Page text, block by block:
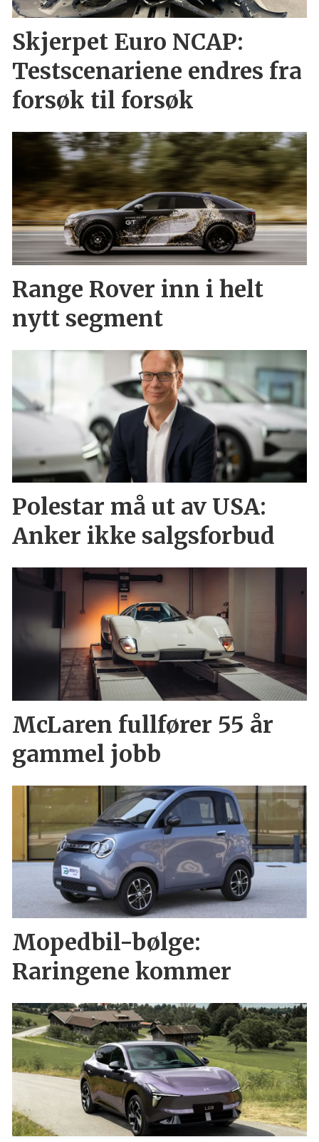
Skjerpet Euro NCAP:
Testscenariene endres fra
forsøk til forsøk
Range Rover inn i helt
nytt segment
Polestar må ut av USA:
Anker ikke salgsforbud
McLaren fullfører 55 år
gammel jobb
Mopedbil-bølge:
Raringene kommer